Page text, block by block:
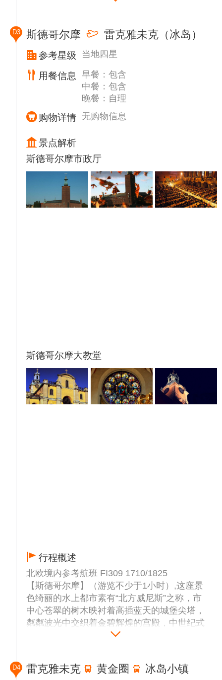
D3 斯德哥尔摩 雷克雅未克（冰岛）
参考星级 当地四星
用餐信息
早餐：包含
中餐：包含
晚餐：自理
购物详情 无购物信息
景点解析
斯德哥尔摩市政厅
斯德哥尔摩大教堂
行程概述
北欧境内参考航班 FI309 1710/1825
【斯德哥尔摩】（游览不少于1小时）,这座景
色绮丽的水上都市素有“北方威尼斯”之称，市
中心苍翠的树木映衬着高插蓝天的城堡尖塔，
粼粼波光中交织着金碧辉煌的宫殿，中世纪式
狭窄街道与明朗壮观的现代化摩天大楼相呼
（含门票及官导讲解）其中的蓝厅是评定诺贝
D4 雷克雅未克 黄金圈 冰岛小镇